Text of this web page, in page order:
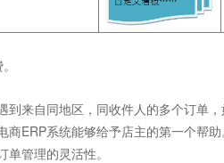
来自同地区，同收件人的多个订单
商ERP系统能够给予店主的第一个帮
管理的灵活性。